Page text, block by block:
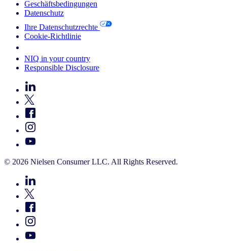
Geschäftsbedingungen
Datenschutz
Ihre Datenschutzrechte
Cookie-Richtlinie
NIQ in your country
Responsible Disclosure
© 2026 Nielsen Consumer LLC. All Rights Reserved.